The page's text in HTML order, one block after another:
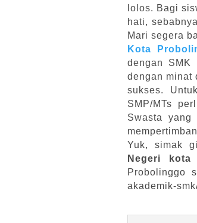
lolos. Bagi
hati,
Mari segera
Kota
dengan SMK
dengan minat
sukses.
SMP/MTs
Swasta
Yuk, simak
Negeri kota
Probolinggo
akademik-